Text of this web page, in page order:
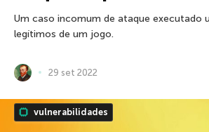
Um caso incomum de ataque executado
legítimos de um jogo.
29 set 2022
vulnerabilidades